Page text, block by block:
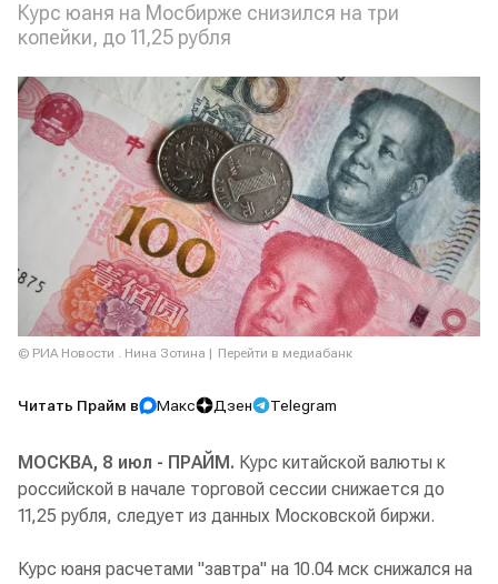
Курс юаня на Мосбирже снизился на три
копейки, до 11,25 рубля
© РИА Новости . Нина Зотина Перейти в медиабанк
Читать Прайм в Макс Дзен Telegram
МОСКВА, 8 июл - ПРАЙМ. Курс китайской валюты к
российской в начале торговой сессии снижается до
11,25 рубля, следует из данных Московской биржи.
Курс юаня расчетами "завтра" на 10.04 мск снижался на